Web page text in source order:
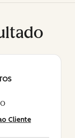
Cliente